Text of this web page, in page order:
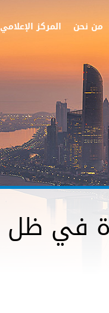
من نحن المركز الإعلامي
في ظل